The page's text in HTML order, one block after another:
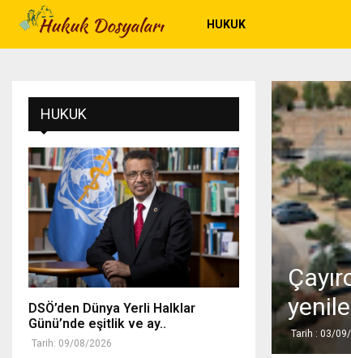
HUKUK
Tarih : 03/
HUKUK
DSÖ’den Dünya Yerli Halklar
Günü’nde eşitlik ve ay..
Tarih: 09/08/2026